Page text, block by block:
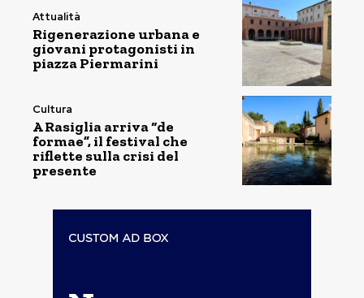
Attualità
Rigenerazione urbana e
giovani protagonisti in
piazza Piermarini
Cultura
A Rasiglia arriva “de
formae”, il festival che
riflette sulla crisi del
presente